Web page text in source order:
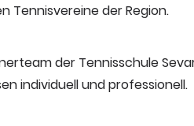
Tennisvereine der Region.
der Tennisschule
individuell und professionell.